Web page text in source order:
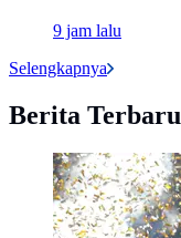
9 jam lalu
Selengkapnya
Berita Terbaru